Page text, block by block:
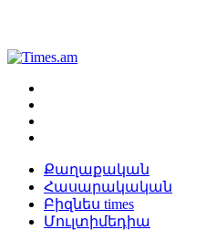
Քաղաքական
Հասարակական
Բիզնես times
Մուլտիմեդիա